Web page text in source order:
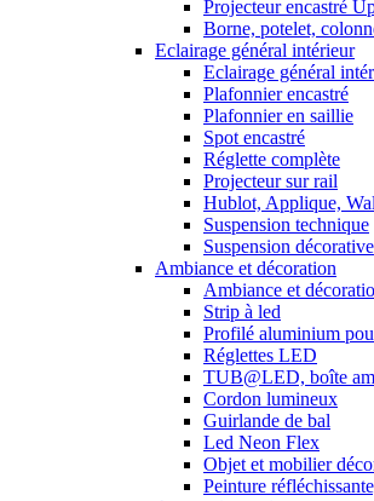
Projecteur encastré
Borne, potelet,
Eclairage général intérieur
Eclairage général
Plafonnier encastré
Plafonnier en saillie
Spot encastré
Réglette complète
Projecteur sur rail
Hublot, Applique,
Suspension technique
Suspension décorative
Ambiance et décoration
Ambiance et
Strip à led
Profilé aluminium
Réglettes LED
TUB@LED, boîte
Cordon lumineux
Guirlande de bal
Led Neon Flex
Objet et mobilier
Peinture